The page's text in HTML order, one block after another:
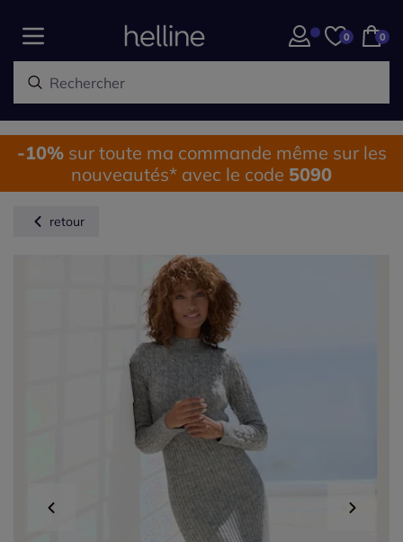
0 0
-10%sur toute ma commande même sur les
nouveautés* avec le code 5090
retour